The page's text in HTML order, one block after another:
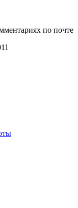
по почте